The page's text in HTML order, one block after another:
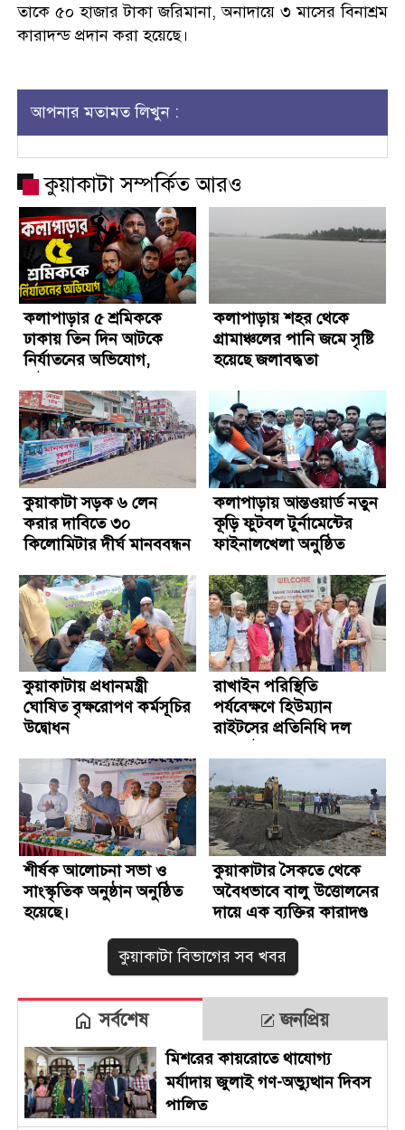
তাকে ৫০ হাজার টাকা জরিমানা, অনাদায়ে ৩ মাসের বিনাশ্রম
কারাদন্ড প্রদান করা হয়েছে।
আপনার মতামত লিখুন :
কুয়াকাটা সম্পর্কিত আরও
কলাপাড়ার ৫ শ্রমিককে
ঢাকায় তিন দিন আটকে
নির্যাতনের অভিযোগ,
কলাপাড়ায় শহর থেকে
গ্রামাঞ্চলের পানি জমে সৃষ্টি
হয়েছে জলাবদ্ধতা
কুয়াকাটা সড়ক ৬ লেন
করার দাবিতে ৩০
কিলোমিটার দীর্ঘ মানববন্ধন
কলাপাড়ায় আন্তওয়ার্ড নতুন
কূড়ি ফুটবল টুর্নামেন্টের
ফাইনালখেলা অনুষ্ঠিত
কুয়াকাটায় প্রধানমন্ত্রী
ঘোষিত বৃক্ষরোপণ কর্মসূচির
উদ্বোধন
রাখাইন পরিস্থিতি
পর্যবেক্ষণে হিউম্যান
রাইটসের প্রতিনিধি দল
শীর্ষক আলোচনা সভা ও
সাংস্কৃতিক অনুষ্ঠান অনুষ্ঠিত
হয়েছে।
কুয়াকাটার সৈকতে থেকে
অবৈধভাবে বালু উত্তোলনের
দায়ে এক ব্যক্তির কারাদণ্ড
কুয়াকাটা বিভাগের সব খবর
সর্বশেষ জনপ্রিয়
মিশরের কায়রোতে থাযোগ্য
মর্যাদায় জুলাই গণ-অভ্যুত্থান দিবস
পালিত